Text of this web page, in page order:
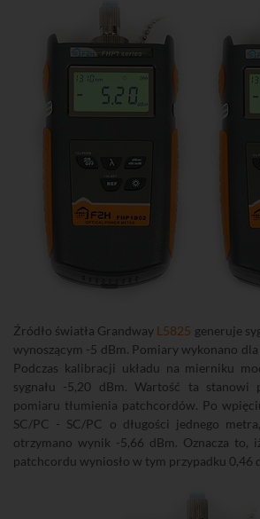
Źródło światła Grandway L5825 generuje
wynoszącym -5 dBm. Pomiary wykonano
Podczas kalibracji układu na mierniku
sygnału -5,20 dBm. Wartość ta stanowi
pomiaru tłumienia patchcordów. Po
SC/PC - SC/PC o długości jednego
otrzymano wynik -5,66 dBm. Oznacza to,
patchcordu wyniosło w tym przypadku 0,46